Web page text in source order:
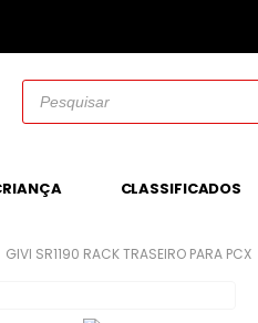
CLASSIFICADOS
GIVI SR1190 RACK TRASEIRO PARA PCX